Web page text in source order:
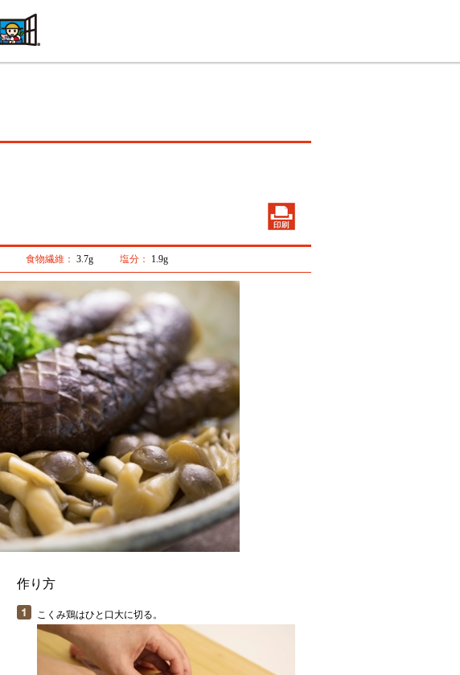
食物繊維： 3.7g 塩分： 1.9g
作り方
こくみ鶏はひと口大に切る。